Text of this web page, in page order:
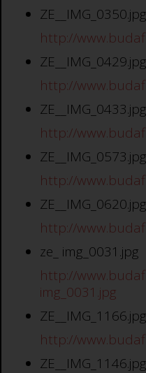
ZE__IMG_0350.jpg
http://
ZE__IMG_0429.jpg
http://
ZE__IMG_0433.jpg
http://
ZE__IMG_0573.jpg
http://
ZE__IMG_0620.jpg
http://
ze_ img_0031.jpg
http://
img_0031.jpg
ZE__IMG_1166.jpg
http://
ZE__IMG_1146.jpg